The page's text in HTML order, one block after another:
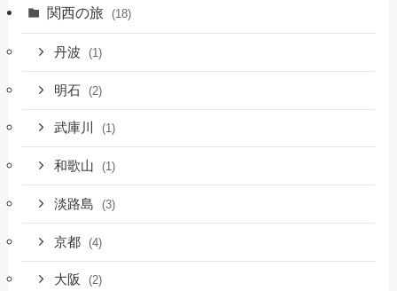
関西の旅 (18)
丹波 (1)
明石 (2)
武庫川 (1)
和歌山 (1)
淡路島 (3)
京都 (4)
大阪 (2)